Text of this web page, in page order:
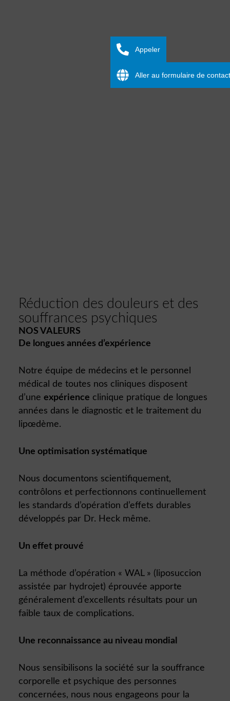
Réduction des douleurs et des
souffrances psychiques
NOS VALEURS
De longues années d’expérience
Notre équipe de médecins et le personnel
médical de toutes nos cliniques disposent
d’une expérience clinique pratique de longues
années dans le diagnostic et le traitement du
lipœdème.
Une optimisation systématique
Nous documentons scientifiquement,
contrôlons et perfectionnons continuellement
les standards d’opération d’effets durables
développés par Dr. Heck même.
Un effet prouvé
La méthode d’opération « WAL » (liposuccion
assistée par hydrojet) éprouvée apporte
généralement d’excellents résultats pour un
faible taux de complications.
Une reconnaissance au niveau mondial
Nous sensibilisons la société sur la souffrance
corporelle et psychique des personnes
concernées, nous nous engageons pour la
Appeler
Aller au formulaire de contact